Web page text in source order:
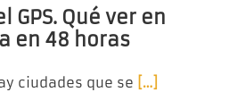
GPS. Qué ver en
en 48 horas
ciudades que se […]